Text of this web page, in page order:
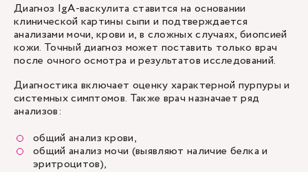
Диагноз IgA-васкулита ставится на основании
клинической картины сыпи и подтверждается
анализами мочи, крови и, в сложных случаях, биопсией
кожи. Точный диагноз может поставить только врач
после очного осмотра и результатов исследований.
Диагностика включает оценку характерной пурпуры и
системных симптомов. Также врач назначает ряд
анализов:
общий анализ крови,
общий анализ мочи (выявляют наличие белка и
эритроцитов),